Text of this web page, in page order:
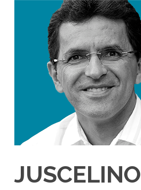
JUSCELINO